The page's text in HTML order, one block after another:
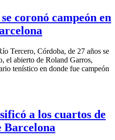
coronó campeón en
Tercero, Córdoba, de 27 años se
el abierto de Roland Garros,
tenístico en donde fue campeón
a los cuartos de
Barcelona